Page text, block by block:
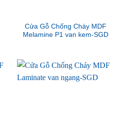
Cửa Gỗ Chống Cháy MDF
Melamine P1 van kem-SGD